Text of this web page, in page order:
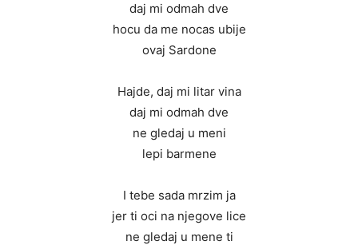
daj mi odmah dve
hocu da me nocas ubije
ovaj Sardone
Hajde, daj mi litar vina
daj mi odmah dve
ne gledaj u meni
lepi barmene
I tebe sada mrzim ja
jer ti oci na njegove lice
ne gledaj u mene ti